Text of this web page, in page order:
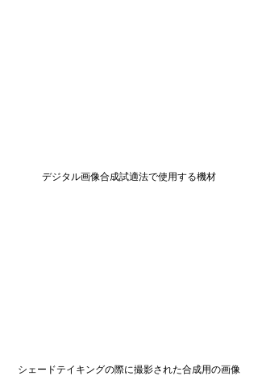
デジタル画像合成試適法で使用する機材
シェードテイキングの際に撮影された合成用の画像